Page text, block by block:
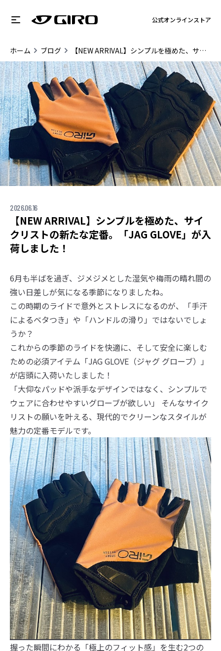
公式オンラインストア
ホーム ブログ 【NEW ARRIVAL】シンプルを極めた、サイクリストの新たな定番。「JAG GLOVE」が入荷しました！
2026.06.16
【NEW ARRIVAL】シンプルを極めた、サイ
クリストの新たな定番。「JAG GLOVE」が入
荷しました！
6月も半ばを過ぎ、ジメジメとした湿気や梅雨の晴れ間の
強い日差しが気になる季節になりましたね。
この時期のライドで意外とストレスになるのが、「手汗
によるベタつき」や「ハンドルの滑り」ではないでしょ
うか？
これからの季節のライドを快適に、そして安全に楽しむ
ための必須アイテム「JAG GLOVE（ジャグ グローブ）」
が店頭に入荷いたしました！
「大仰なパッドや派手なデザインではなく、シンプルで
ウェアに合わせやすいグローブが欲しい」 そんなサイク
リストの願いを叶える、現代的でクリーンなスタイルが
魅力の定番モデルです。
握った瞬間にわかる「極上のフィット感」を生む2つの